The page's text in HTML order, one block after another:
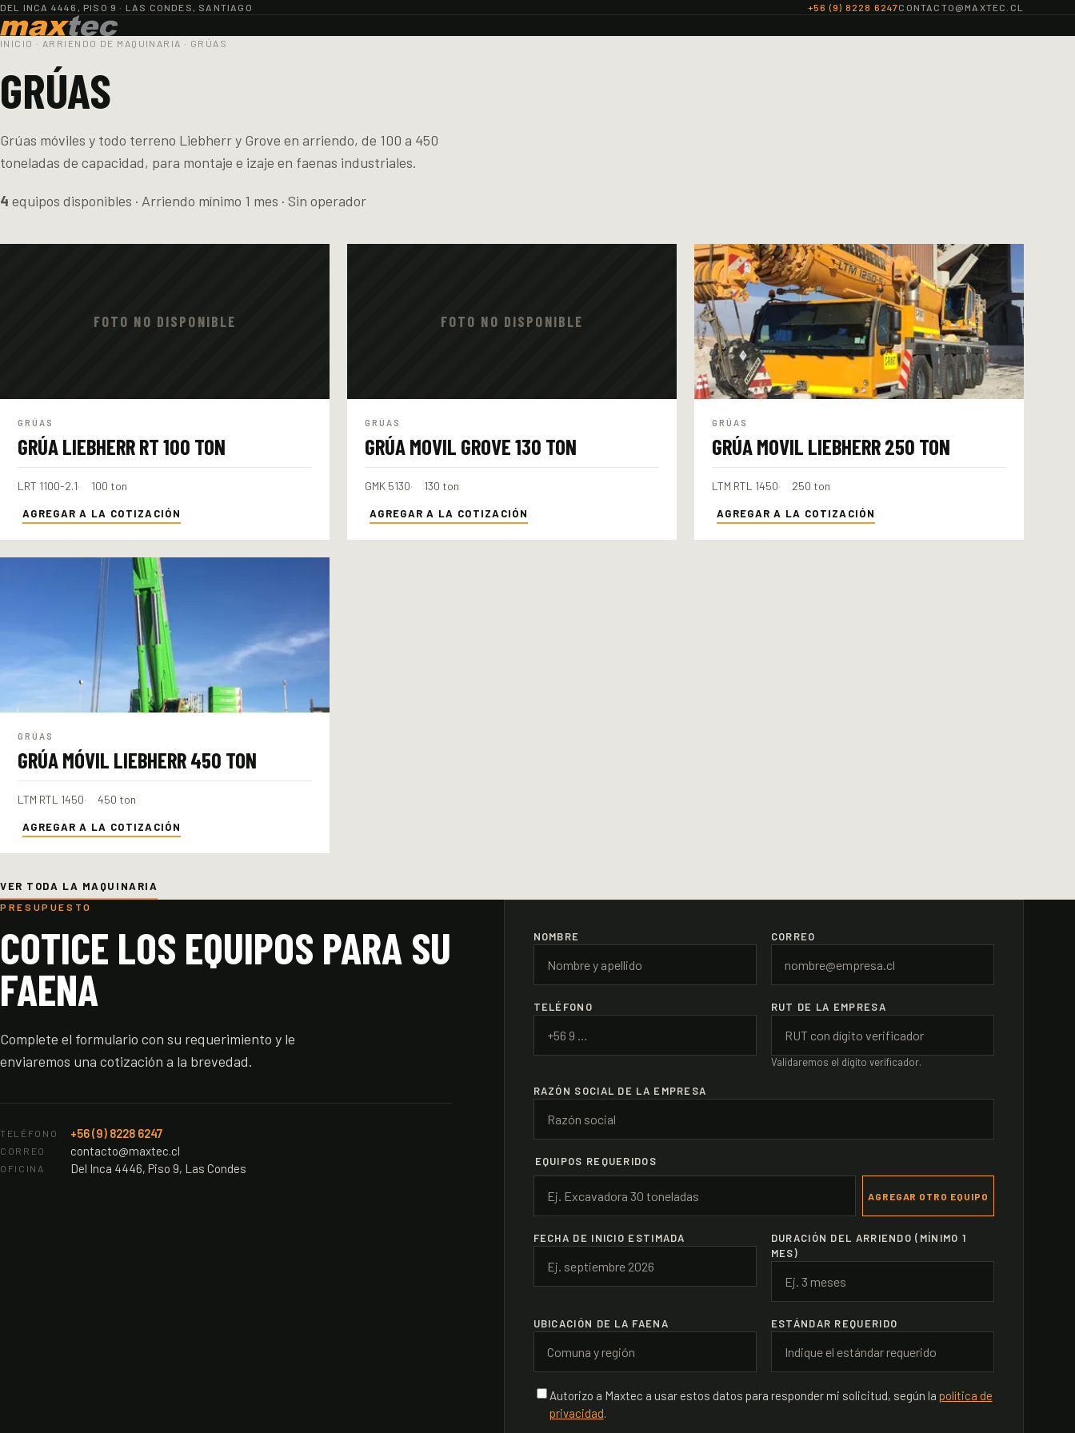
DEL INCA 4446, PISO 9 · LAS CONDES, SANTIAGO +56 (9) 8228 6247CONTACTO@MAXTEC.CL
INICIO · ARRIENDO DE MAQUINARIA · GRÚAS
GRÚAS
Grúas móviles y todo terreno Liebherr y Grove en arriendo, de 100 a 450
toneladas de capacidad, para montaje e izaje en faenas industriales.
4 equipos disponibles · Arriendo mínimo 1 mes · Sin operador
FOTO NO DISPONIBLE
GRÚAS
GRÚA LIEBHERR RT 100 TON
LRT 1100-2.1 100 ton
AGREGAR A LA COTIZACIÓN
FOTO NO DISPONIBLE
GRÚAS
GRÚA MOVIL GROVE 130 TON
GMK 5130 130 ton
AGREGAR A LA COTIZACIÓN
GRÚAS
GRÚA MOVIL LIEBHERR 250 TON
LTM RTL 1450 250 ton
AGREGAR A LA COTIZACIÓN
GRÚAS
GRÚA MÓVIL LIEBHERR 450 TON
LTM RTL 1450 450 ton
AGREGAR A LA COTIZACIÓN
VER TODA LA MAQUINARIA
PRESUPUESTO
COTICE LOS EQUIPOS PARA SU
FAENA
Complete el formulario con su requerimiento y le
enviaremos una cotización a la brevedad.
TELÉFONO +56 (9) 8228 6247
CORREO contacto@maxtec.cl
OFICINA Del Inca 4446, Piso 9, Las Condes
NOMBRE CORREO
TELÉFONO RUT DE LA EMPRESA
Validaremos el dígito verificador.
RAZÓN SOCIAL DE LA EMPRESA
EQUIPOS REQUERIDOS
AGREGAR OTRO EQUIPO
FECHA DE INICIO ESTIMADA
DURACIÓN DEL ARRIENDO (MÍNIMO 1
MES)
UBICACIÓN DE LA FAENA ESTÁNDAR REQUERIDO
Autorizo a Maxtec a usar estos datos para responder mi solicitud, según la política de
privacidad.